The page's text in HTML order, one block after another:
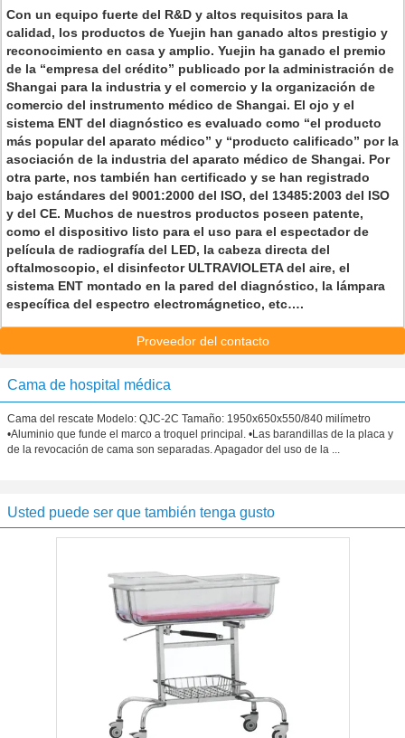
Con un equipo fuerte del R&D y altos requisitos para la
calidad, los productos de Yuejin han ganado altos prestigio y
reconocimiento en casa y amplio. Yuejin ha ganado el premio
de la “empresa del crédito” publicado por la administración de
Shangai para la industria y el comercio y la organización de
comercio del instrumento médico de Shangai. El ojo y el
sistema ENT del diagnóstico es evaluado como “el producto
más popular del aparato médico” y “producto calificado” por la
asociación de la industria del aparato médico de Shangai. Por
otra parte, nos también han certificado y se han registrado
bajo estándares del 9001:2000 del ISO, del 13485:2003 del ISO
y del CE. Muchos de nuestros productos poseen patente,
como el dispositivo listo para el uso para el espectador de
película de radiografía del LED, la cabeza directa del
oftalmoscopio, el disinfector ULTRAVIOLETA del aire, el
sistema ENT montado en la pared del diagnóstico, la lámpara
específica del espectro electromágnetico, etc….
Proveedor del contacto
Cama de hospital médica
Cama del rescate Modelo: QJC-2C Tamaño: 1950x650x550/840 milímetro
•Aluminio que funde el marco a troquel principal. •Las barandillas de la placa y
de la revocación de cama son separadas. Apagador del uso de la ...
Usted puede ser que también tenga gusto